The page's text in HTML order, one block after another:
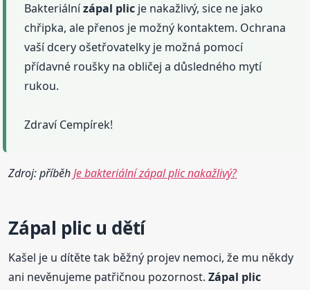
Bakteriálnízápal plic je nakažlivý, sice ne jako
chřipka, ale přenos je možný kontaktem. Ochrana
vaší dcery ošetřovatelky je možná pomocí
přídavné roušky na obličej a důsledného mytí
rukou.
Zdraví Cempírek!
Zdroj: příběhJe bakteriální zápal plic nakažlivý?
Zápal plicu dětí
Kašel je u dítěte tak běžný projev nemoci, že mu někdy
ani nevěnujeme patřičnou pozornost.Zápal plic